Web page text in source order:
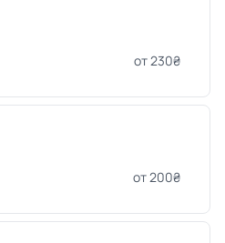
от 230₴
от 200₴